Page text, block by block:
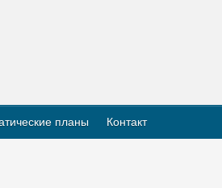
планы Контакт